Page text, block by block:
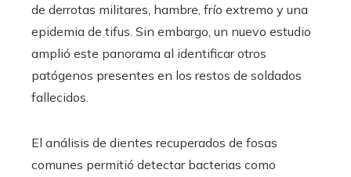
de derrotas militares, hambre, frío extremo y una
epidemia de tifus. Sin embargo, un nuevo estudio
amplió este panorama al identificar otros
patógenos presentes en los restos de soldados
fallecidos.
El análisis de dientes recuperados de fosas
comunes permitió detectar bacterias como